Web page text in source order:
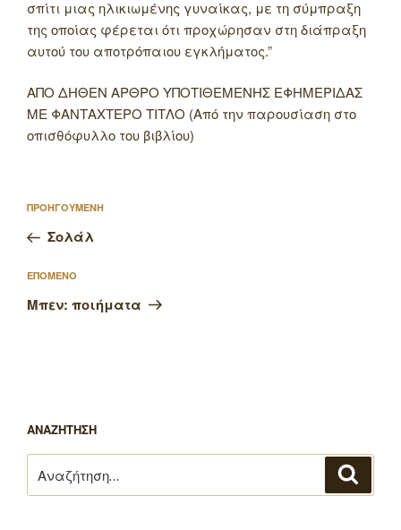
σπίτι μιας ηλικιωμένης γυναίκας, με τη σύμπραξη
της οποίας φέρεται ότι προχώρησαν στη διάπραξη
αυτού του αποτρόπαιου εγκλήματος.”
ΑΠΟ ΔΗΘΕΝ ΑΡΘΡΟ ΥΠΟΤΙΘΕΜΕΝΗΣ ΕΦΗΜΕΡΙΔΑΣ
ΜΕ ΦΑΝΤΑΧΤΕΡΟ ΤΙΤΛΟ (Από την παρουσίαση στο
οπισθόφυλλο του βιβλίου)
άρθρων
Προηγούμενο
άρθρο
ΠΡΟΗΓΟΥΜΕΝΗ
Σολάλ
Επόμενο
άρθρο
ΕΠΟΜΕΝΟ
Μπεν: ποιήματα
ΑΝΑΖΗΤΗΣΗ
για: